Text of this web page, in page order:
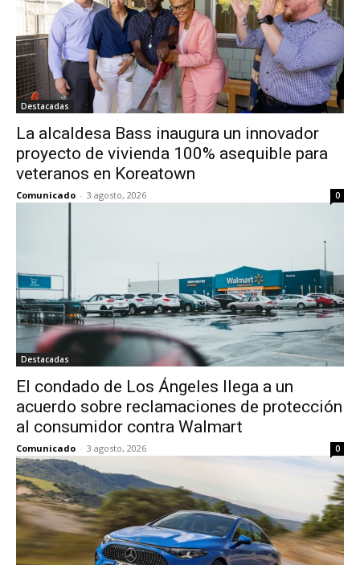
Destacadas
La alcaldesa Bass inaugura un innovador
proyecto de vivienda 100% asequible para
veteranos en Koreatown
Comunicado - 3 agosto, 2026 0
Destacadas
El condado de Los Ángeles llega a un
acuerdo sobre reclamaciones de protección
al consumidor contra Walmart
Comunicado - 3 agosto, 2026 0